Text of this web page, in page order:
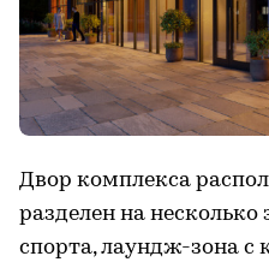
Двор комплекса
разделен на
спорта, лаундж-зона с